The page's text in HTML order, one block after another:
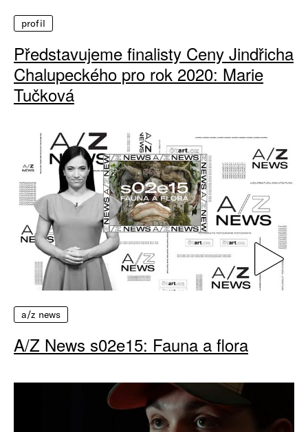
profil
Představujeme finalisty Ceny Jindřicha
Chalupeckého pro rok 2020: Marie
Tučková
a/z news
A/Z News s02e15: Fauna a flora